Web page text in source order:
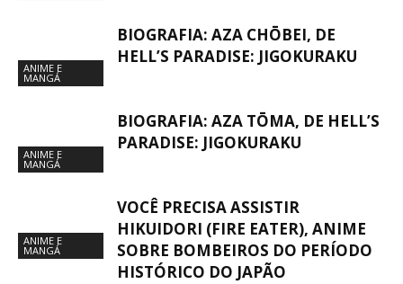
ANIME E
MANGÁ
BIOGRAFIA: AZA CHŌBEI, DE
HELL’S PARADISE: JIGOKURAKU
ANIME E
MANGÁ
BIOGRAFIA: AZA TŌMA, DE HELL’S
PARADISE: JIGOKURAKU
ANIME E
MANGÁ
VOCÊ PRECISA ASSISTIR
HIKUIDORI (FIRE EATER), ANIME
SOBRE BOMBEIROS DO PERÍODO
HISTÓRICO DO JAPÃO